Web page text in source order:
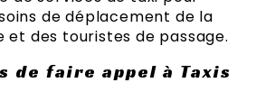
de déplacement de la
et des touristes de passage.
de faire appel à Taxis